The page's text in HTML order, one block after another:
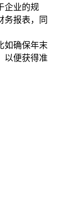
企业的规
务报表，同
如确保年末
以便获得准